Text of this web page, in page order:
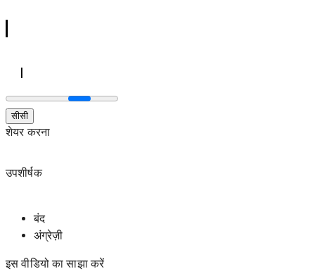
सीसी
शेयर करना
उपशीर्षक
बंद
अंग्रेज़ी
इस वीडियो का साझा करें